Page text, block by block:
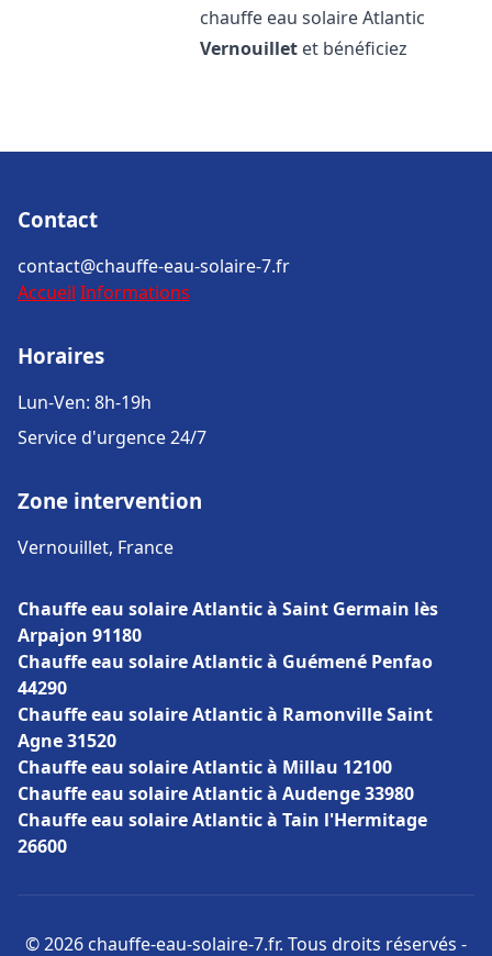
chauffe eau solaire Atlantic
Vernouillet et bénéficiez
Contact
contact@chauffe-eau-solaire-7.fr
Accueil Informations
Horaires
Lun-Ven: 8h-19h
Service d'urgence 24/7
Zone intervention
Vernouillet, France
Chauffe eau solaire Atlantic à Saint Germain lès
Arpajon 91180
Chauffe eau solaire Atlantic à Guémené Penfao
44290
Chauffe eau solaire Atlantic à Ramonville Saint
Agne 31520
Chauffe eau solaire Atlantic à Millau 12100
Chauffe eau solaire Atlantic à Audenge 33980
Chauffe eau solaire Atlantic à Tain l'Hermitage
26600
© 2026 chauffe-eau-solaire-7.fr. Tous droits réservés -